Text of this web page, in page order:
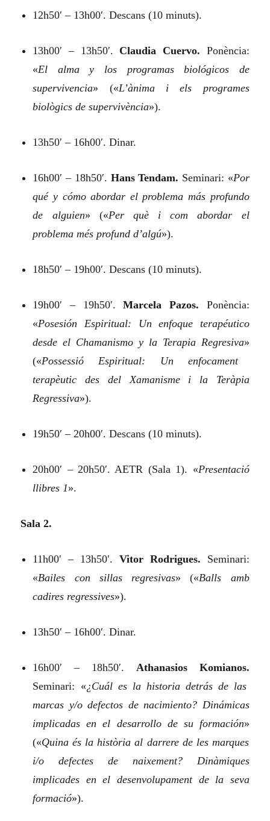
12h50′ – 13h00′. Descans (10 minuts).
13h00′ – 13h50′. Claudia Cuervo. Ponència:
«El alma y los programas biológicos de
supervivencia» («L’ànima i els programes
biològics de supervivència»).
13h50′ – 16h00′. Dinar.
16h00′ – 18h50′. Hans Tendam. Seminari: «Por
qué y cómo abordar el problema más profundo
de alguien» («Per què i com abordar el
problema més profund d’algú»).
18h50′ – 19h00′. Descans (10 minuts).
19h00′ – 19h50′.Marcela Pazos. Ponència:
«Posesión Espiritual: Un enfoque terapéutico
desde el Chamanismo y la Terapia Regresiva»
(«Possessió Espiritual: Un enfocament
terapèutic des del Xamanisme i la Teràpia
Regressiva»).
19h50′ – 20h00′. Descans (10 minuts).
20h00′ – 20h50′. AETR (Sala 1). «Presentació
llibres 1».
Sala 2.
11h00′ – 13h50′. Vitor Rodrigues. Seminari:
«Bailes con sillas regresivas» («Balls amb
cadires regressives»).
13h50′ – 16h00′. Dinar.
16h00′ – 18h50′. Athanasios Komianos.
Seminari: «¿Cuál es la historia detrás de las
marcas y/o defectos de nacimiento? Dinámicas
implicadas en el desarrollo de su formación»
(«Quina és la història al darrere de les marques
i/o defectes de naixement? Dinàmiques
implicades en el desenvolupament de la seva
formació»).